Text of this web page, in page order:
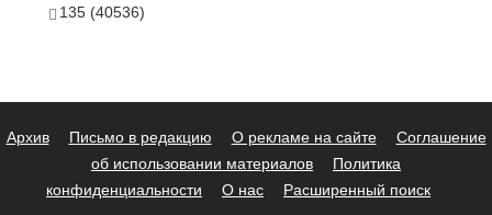
135 (40536)
Архив Письмо в редакцию О рекламе на сайте
Соглашение
об использовании материалов
Политика
конфиденциальности
О нас Расширенный поиск